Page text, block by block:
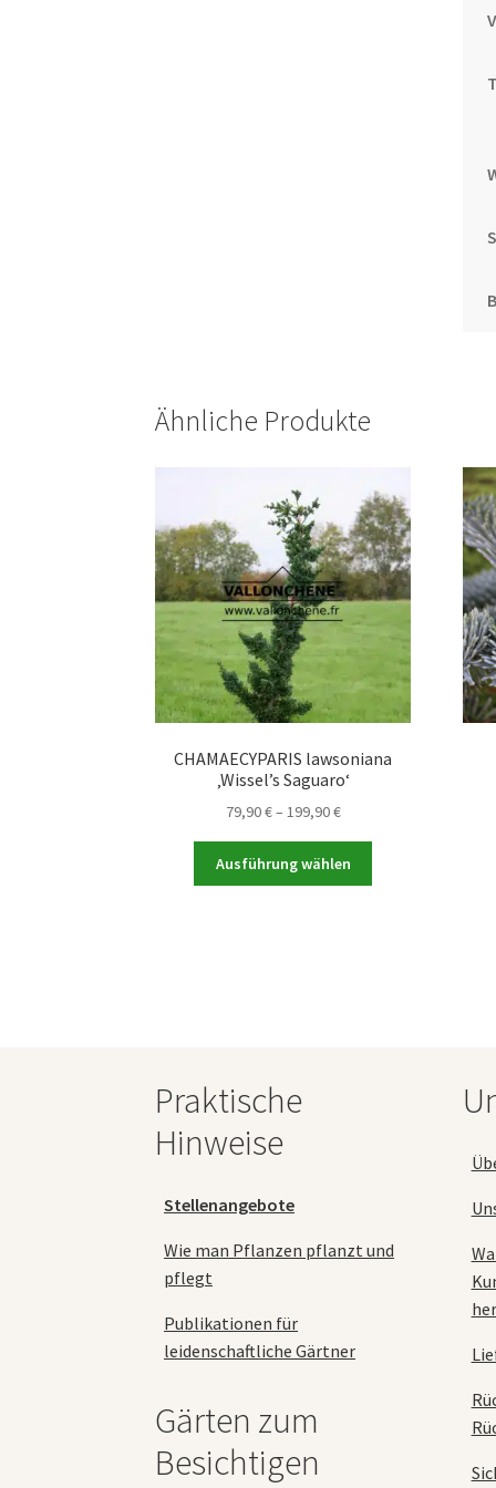
Ähnliche Produkte
CHAMAECYPARIS lawsoniana
‚Wissel’s Saguaro‘
79,90€– 199,90€Preisspanne:
bis
199,90 €
Ausführung wählen
Praktische
Hinweise
Stellenangebote
Wie man Pflanzen pflanzt und
pflegt
Publikationen für
leidenschaftliche Gärtner
Gärten zum
Besichtigen